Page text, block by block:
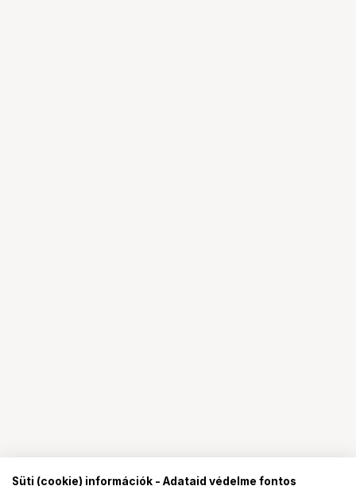
Süti (cookie) információk - Adataid védelme fontos